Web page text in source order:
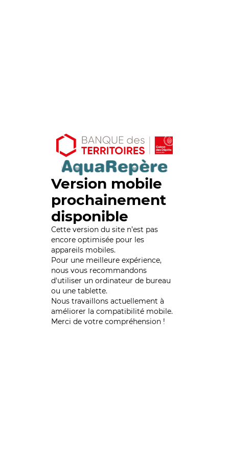
Version mobile
prochainement
disponible
Cette version du site n’est pas
encore optimisée pour les
appareils mobiles.
Pour une meilleure expérience,
nous vous recommandons
d'utiliser un ordinateur de bureau
ou une tablette.
Nous travaillons actuellement à
améliorer la compatibilité mobile.
Merci de votre compréhension !